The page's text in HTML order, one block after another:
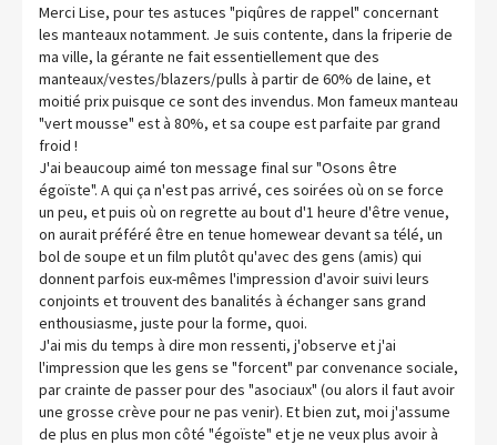
Merci Lise, pour tes astuces "piqûres de rappel" concernant
les manteaux notamment. Je suis contente, dans la friperie de
ma ville, la gérante ne fait essentiellement que des
manteaux/vestes/blazers/pulls à partir de 60% de laine, et
moitié prix puisque ce sont des invendus. Mon fameux manteau
"vert mousse" est à 80%, et sa coupe est parfaite par grand
froid !
J'ai beaucoup aimé ton message final sur "Osons être
égoïste". A qui ça n'est pas arrivé, ces soirées où on se force
un peu, et puis où on regrette au bout d'1 heure d'être venue,
on aurait préféré être en tenue homewear devant sa télé, un
bol de soupe et un film plutôt qu'avec des gens (amis) qui
donnent parfois eux-mêmes l'impression d'avoir suivi leurs
conjoints et trouvent des banalités à échanger sans grand
enthousiasme, juste pour la forme, quoi.
J'ai mis du temps à dire mon ressenti, j'observe et j'ai
l'impression que les gens se "forcent" par convenance sociale,
par crainte de passer pour des "asociaux" (ou alors il faut avoir
une grosse crève pour ne pas venir). Et bien zut, moi j'assume
de plus en plus mon côté "égoïste" et je ne veux plus avoir à